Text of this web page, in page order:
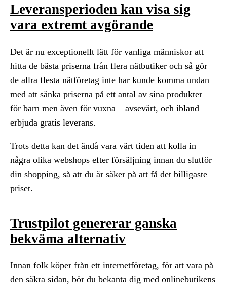
Leveransperioden kan visa sig
vara extremt avgörande
Det är nu exceptionellt lätt för vanliga människor att
hitta de bästa priserna från flera nätbutiker och så gör
de allra flesta nätföretag inte har kunde komma undan
med att sänka priserna på ett antal av sina produkter –
för barn men även för vuxna – avsevärt, och ibland
erbjuda gratis leverans.
Trots detta kan det ändå vara värt tiden att kolla in
några olika webshops efter försäljning innan du slutför
din shopping, så att du är säker på att få det billigaste
priset.
Trustpilot genererar ganska
bekväma alternativ
Innan folk köper från ett internetföretag, för att vara på
den säkra sidan, bör du bekanta dig med onlinebutikens